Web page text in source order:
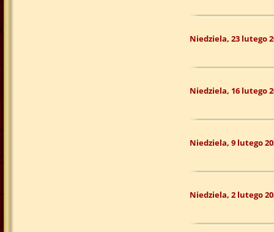
Niedziela, 23 lutego
Niedziela, 16 lutego
Niedziela, 9 lutego
Niedziela, 2 lutego